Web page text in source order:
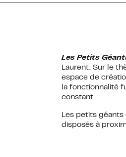
Les Petits
Laurent. Sur le
espace de
la fonctionnalité
constant.
Les petits
disposés à